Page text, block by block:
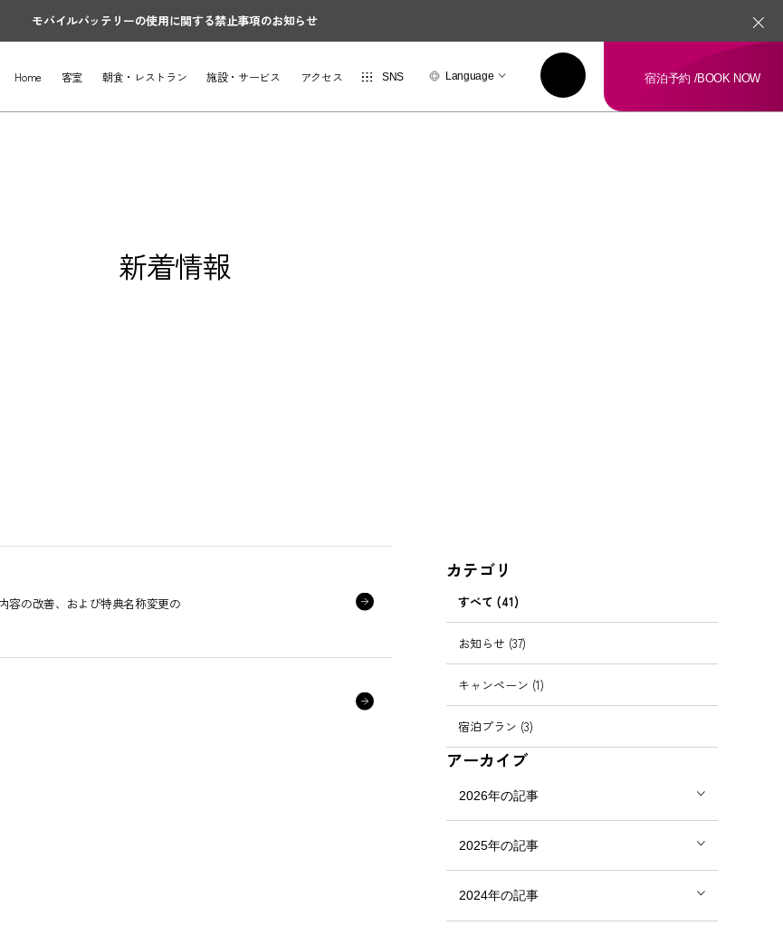
モバイルバッテリーの使用に関する禁止事項のお知らせ
Home 客室 朝食・レストラン 施設・サービス アクセス SNS Language 宿泊予約 /BOOK NOW
新着情報
容の改善、および特典名称変更の
カテゴリ
すべて (41)
お知らせ (37)
キャンペーン (1)
宿泊プラン (3)
アーカイブ
2026年の記事
2025年の記事
2024年の記事